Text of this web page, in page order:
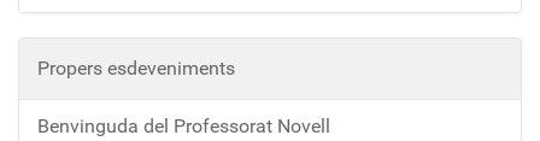
Propers esdeveniments
Benvinguda del Professorat Novell